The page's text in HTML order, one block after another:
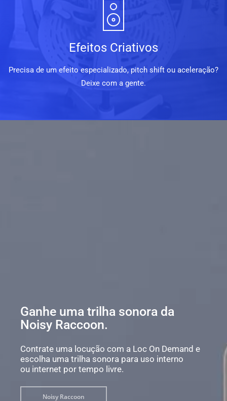
Efeitos Criativos
Precisa de um efeito especializado, pitch shift ou aceleração?
Deixe com a gente.
Ganhe uma trilha sonora da
Noisy Raccoon.
Contrate uma locução com a Loc On Demand e
escolha uma trilha sonora para uso interno
ou internet por tempo livre.
Noisy Raccoon